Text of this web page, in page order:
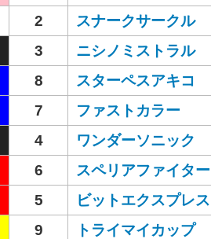
2 スナークサークル
3 ニシノミストラル
8 スターペスアキコ
7 ファストカラー
4 ワンダーソニック
6 スペリアファイター
5 ビットエクスプレス
9 トライマイカップ